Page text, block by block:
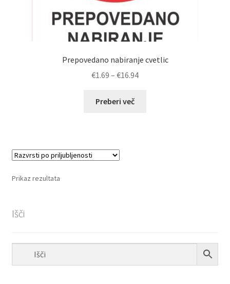
Prepovedano nabiranje cvetlic
€1.69 – €16.94Cenovni
Preberi več
Prikaz rezultata
Išči